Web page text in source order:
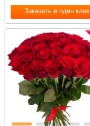
Заказать в один клик